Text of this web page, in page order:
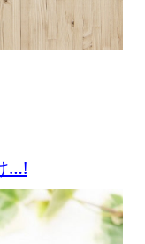
…!